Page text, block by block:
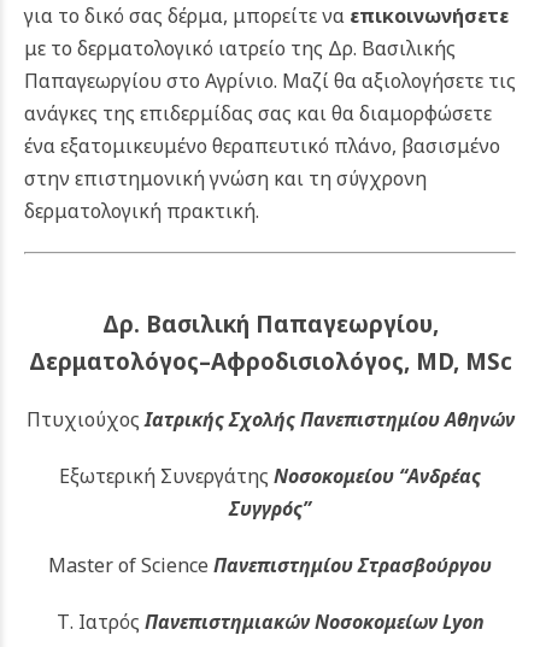
για το δικό σας δέρμα, μπορείτε να επικοινωνήσετε
με το δερματολογικό ιατρείο της Δρ. Βασιλικής
Παπαγεωργίου στο Αγρίνιο. Μαζί θα αξιολογήσετε τις
ανάγκες της επιδερμίδας σας και θα διαμορφώσετε
ένα εξατομικευμένο θεραπευτικό πλάνο, βασισμένο
στην επιστημονική γνώση και τη σύγχρονη
δερματολογική πρακτική.
Δρ. Βασιλική Παπαγεωργίου,
Δερματολόγος–Αφροδισιολόγος, MD, MSc
ΠτυχιούχοςΙατρικής Σχολής Πανεπιστημίου Αθηνών
Εξωτερική Συνεργάτης Νοσοκομείου “Ανδρέας
Συγγρός”
Master of Science Πανεπιστημίου Στρασβούργου
Τ. Ιατρός Πανεπιστημιακών Νοσοκομείων Lyon